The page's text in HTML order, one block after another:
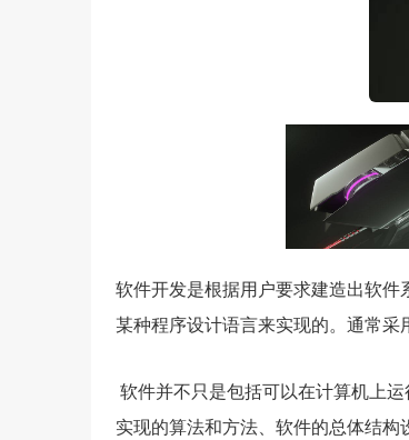
软件开发是根据用户要求建造出软
某种程序设计语言来实现的。通常采
软件并不只是包括可以在计算机上
实现的算法和方法、软件的总体结构